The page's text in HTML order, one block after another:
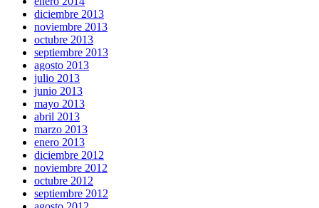
diciembre 2013
noviembre 2013
octubre 2013
septiembre 2013
agosto 2013
julio 2013
junio 2013
mayo 2013
abril 2013
marzo 2013
enero 2013
diciembre 2012
noviembre 2012
octubre 2012
septiembre 2012